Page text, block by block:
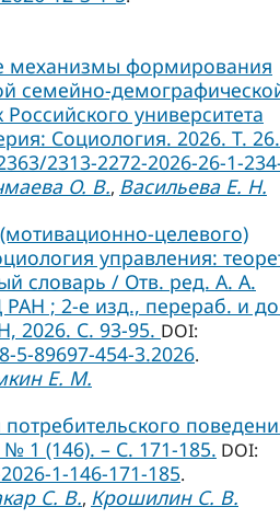
механизмы формирования
семейно-
университета
Социология. 2026. Т.
2313-2272-2026-26-1-
О. В., Васильева Е. Н.
целевого)
управления:
словарь / Отв. ред. А. А.
; 2-е изд., перераб. и
2026. С. 93-95. DOI:
5-89697-454-3.2026.
Е. М.
1 (146). – С. 171-185. DOI:
1-146-171-185.
С. В., Крошилин С. В.